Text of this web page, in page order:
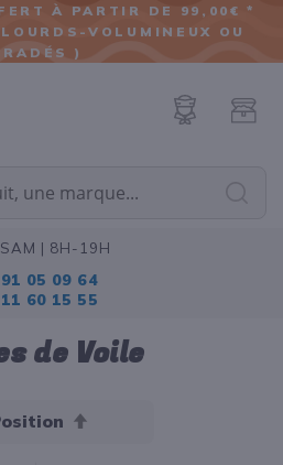
ALLER
AU
À PARTIR DE 99,00€ *
VOLUMINEUX OU
)
| 8H-19H
05 09 64
60 15 55
de Voile